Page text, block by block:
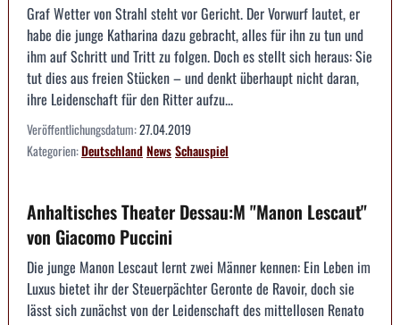
Graf Wetter von Strahl steht vor Gericht. Der Vorwurf lautet, er
habe die junge Katharina dazu gebracht, alles für ihn zu tun und
ihm auf Schritt und Tritt zu folgen. Doch es stellt sich heraus: Sie
tut dies aus freien Stücken – und denkt überhaupt nicht daran,
ihre Leidenschaft für den Ritter aufzu...
Veröffentlichungsdatum:27.04.2019
Kategorien:DeutschlandNewsSchauspiel
Anhaltisches Theater Dessau:M "Manon Lescaut"
von Giacomo Puccini
Die junge Manon Lescaut lernt zwei Männer kennen: Ein Leben im
Luxus bietet ihr der Steuerpächter Geronte de Ravoir, doch sie
lässt sich zunächst von der Leidenschaft des mittellosen Renato